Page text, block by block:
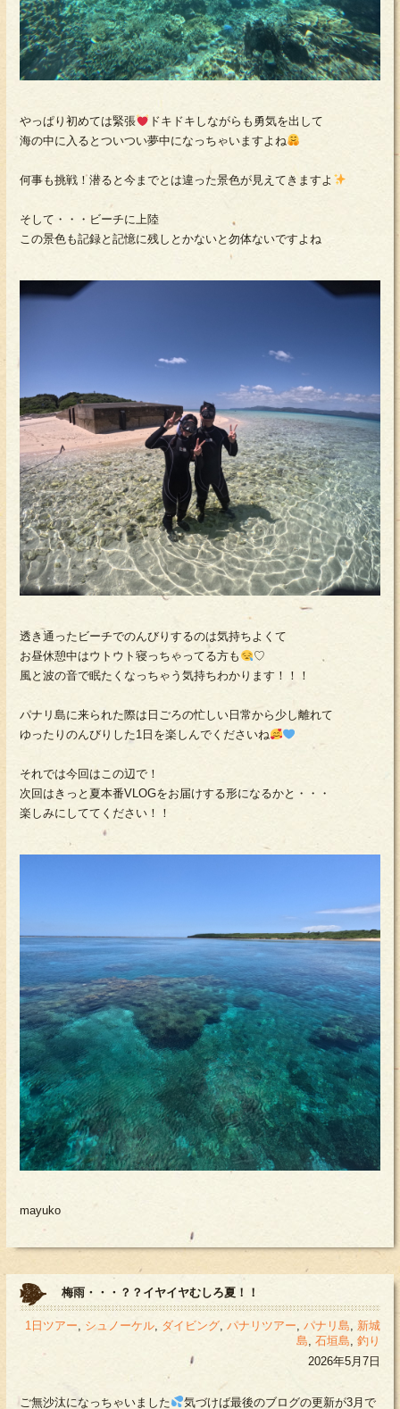
やっぱり初めては緊張
ドキドキしながらも勇気を出して
海の中に入るとついつい夢中になっちゃいますよね
何事も挑戦！潜ると今までとは違った景色が見えてきますよ
そして・・・ビーチに上陸
この景色も記録と記憶に残しとかないと勿体ないですよね
透き通ったビーチでのんびりするのは気持ちよくて
お昼休憩中はウトウト寝っちゃってる方も
♡
風と波の音で眠たくなっちゃう気持ちわかります！！！
パナリ島に来られた際は日ごろの忙しい日常から少し離れて
ゆったりのんびりした1日を楽しんでくださいね
それでは今回はこの辺で！
次回はきっと夏本番VLOGをお届けする形になるかと・・・
楽しみにしててください！！
mayuko
梅雨・・・？？イヤイヤむしろ夏！！
1日ツアー シュノーケル ダイビング パナリツアー パナリ島
新城
島 石垣島 釣り
2026年5月7日
ご無沙汰になっちゃいました 気づけば最後のブログの更新が3月で